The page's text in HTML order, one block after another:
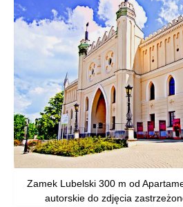
Zamek Lubelski 300 m od
autorskie do zdjęcia